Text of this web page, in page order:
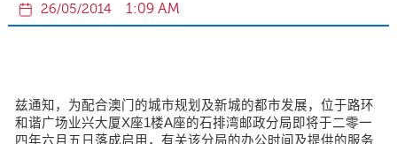
26/05/2014 1:09 AM
兹通知，为配合澳门的城市规划及新城的都市发展，位于路环
和谐广场业兴大厦X座1楼A座的石排湾邮政分局即将于二零一
四年六月五日落成启用，有关该分局的办公时间及提供的服务